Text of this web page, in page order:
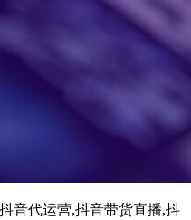
音代运营,抖音带货直播,抖